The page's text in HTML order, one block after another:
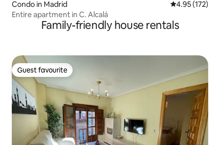
Condo in Madrid 4.95 out of 5
4.95 (172)
Entire apartment in C. Alcalá
Family-friendly house rentals
Guest favourite
Guest favourite